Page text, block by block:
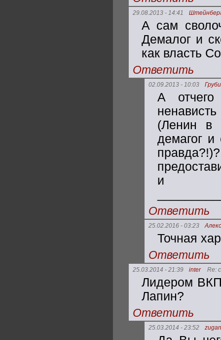
29.08.2013 - 14:41
А сам
Демалог и
как власть
Ответить
02.09.2013 - 10:03
А
(Ленин в
демагог и
и
Ответить
25.02.2016 - 03:23
Точная
Ответить
25.03.2014 - 21:39 inter Re:
Лидером
Лапин?
Ответить
25.03.2014 - 23:52